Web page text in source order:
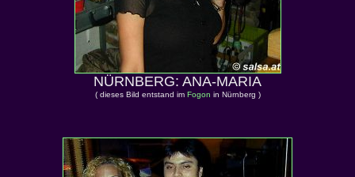
NÜRNBERG: ANA-MARIA
( dieses Bild entstand im Fogon in Nürnberg )